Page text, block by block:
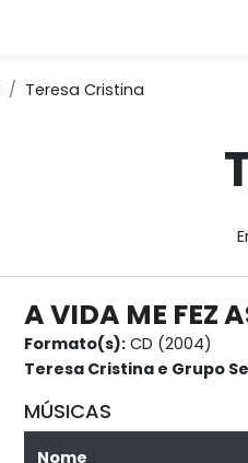
Teresa Cristina
A VIDA ME FEZ
Formato(s): CD (2004)
Teresa Cristina e Grupo
MÚSICAS
Nome